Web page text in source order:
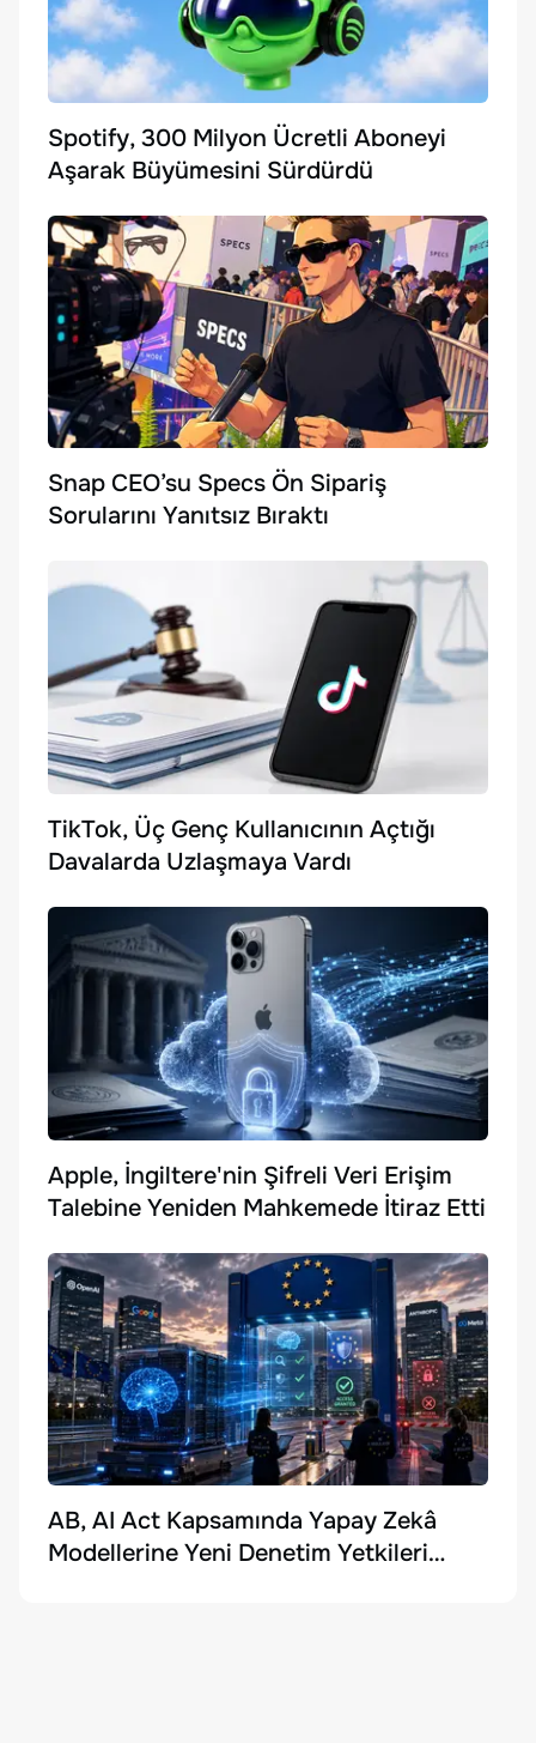
Spotify, 300 Milyon Ücretli Aboneyi
Aşarak Büyümesini Sürdürdü
Snap CEO’su Specs Ön Sipariş
Sorularını Yanıtsız Bıraktı
TikTok, Üç Genç Kullanıcının Açtığı
Davalarda Uzlaşmaya Vardı
Apple, İngiltere'nin Şifreli Veri Erişim
Talebine Yeniden Mahkemede İtiraz Etti
AB, AI Act Kapsamında Yapay Zekâ
Modellerine Yeni Denetim Yetkileri